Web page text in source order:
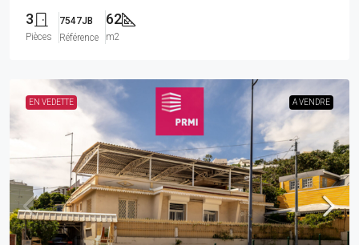
3
Pièces
7547JB
Référence
62
m2
EN VEDETTE A VENDRE